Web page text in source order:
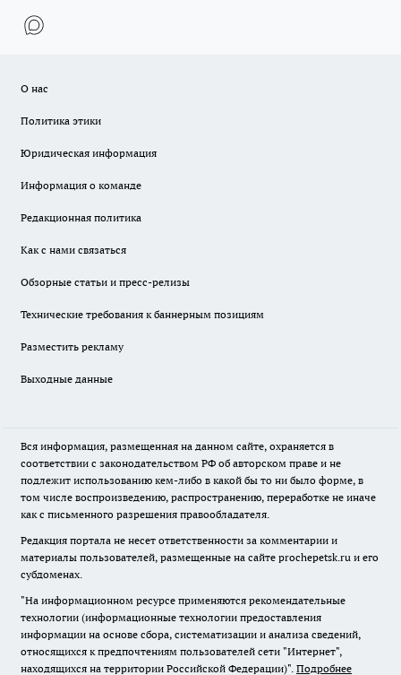
О нас
Политика этики
Юридическая информация
Информация о команде
Редакционная политика
Как с нами связаться
Обзорные статьи и пресс-релизы
Технические требования к баннерным позициям
Разместить рекламу
Выходные данные
Вся информация, размещенная на данном сайте, охраняется в
соответствии с законодательством РФ об авторском праве и не
подлежит использованию кем-либо в какой бы то ни было форме, в
том числе воспроизведению, распространению, переработке не иначе
как с письменного разрешения правообладателя.
Редакция портала не несет ответственности за комментарии и
материалы пользователей, размещенные на сайте prochepetsk.ru и его
субдоменах.
"На информационном ресурсе применяются рекомендательные
технологии (информационные технологии предоставления
информации на основе сбора, систематизации и анализа сведений,
относящихся к предпочтениям пользователей сети "Интернет",
находящихся на территории Российской Федерации)". Подробнее